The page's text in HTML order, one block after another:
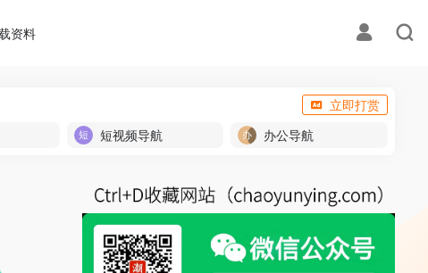
资料
立即打赏
短视频导航 办公导航